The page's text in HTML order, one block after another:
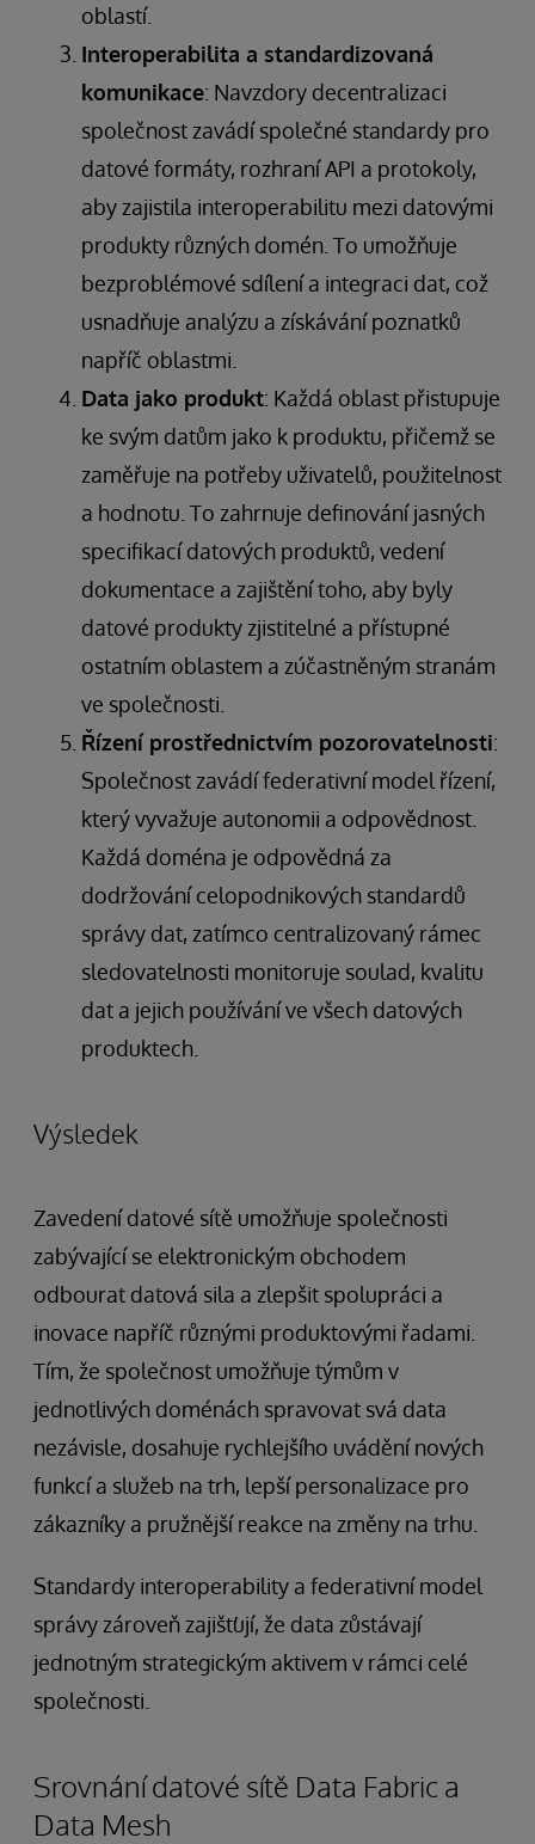
oblastí.
Interoperabilita a standardizovaná
komunikace: Navzdory decentralizaci
společnost zavádí společné standardy pro
datové formáty, rozhraní API a protokoly,
aby zajistila interoperabilitu mezi datovými
produkty různých domén. To umožňuje
bezproblémové sdílení a integraci dat, což
usnadňuje analýzu a získávání poznatků
napříč oblastmi.
Data jako produkt: Každá oblast přistupuje
ke svým datům jako k produktu, přičemž se
zaměřuje na potřeby uživatelů, použitelnost
a hodnotu. To zahrnuje definování jasných
specifikací datových produktů, vedení
dokumentace a zajištění toho, aby byly
datové produkty zjistitelné a přístupné
ostatním oblastem a zúčastněným stranám
ve společnosti.
Řízení prostřednictvím pozorovatelnosti:
Společnost zavádí federativní model řízení,
který vyvažuje autonomii a odpovědnost.
Každá doména je odpovědná za
dodržování celopodnikových standardů
správy dat, zatímco centralizovaný rámec
sledovatelnosti monitoruje soulad, kvalitu
dat a jejich používání ve všech datových
produktech.
Výsledek
Zavedení datové sítě umožňuje společnosti
zabývající se elektronickým obchodem
odbourat datová sila a zlepšit spolupráci a
inovace napříč různými produktovými řadami.
Tím, že společnost umožňuje týmům v
jednotlivých doménách spravovat svá data
nezávisle, dosahuje rychlejšího uvádění nových
funkcí a služeb na trh, lepší personalizace pro
zákazníky a pružnější reakce na změny na trhu.
Standardy interoperability a federativní model
správy zároveň zajišťují, že data zůstávají
jednotným strategickým aktivem v rámci celé
společnosti.
Srovnání datové sítě Data Fabric a
Data Mesh